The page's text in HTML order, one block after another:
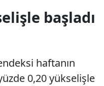
başladı
haftanın
0,20 yükselişle